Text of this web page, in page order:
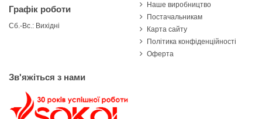
Графік роботи
Сб.-Вс.: Вихідні
Наше виробництво
Постачальникам
Карта сайту
Політика конфіденційності
Оферта
Зв'яжіться з нами